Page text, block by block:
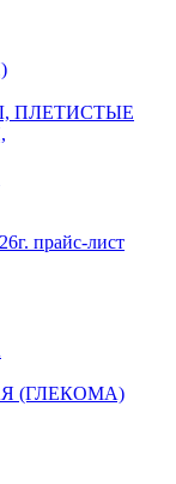
ПЛЕТИСТЫЕ
прайс-лист
(ГЛЕКОМА)